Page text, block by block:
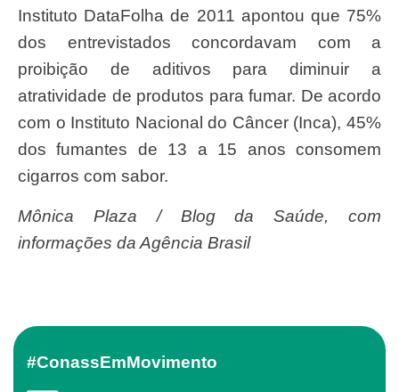
Instituto DataFolha de 2011 apontou que 75%
dos entrevistados concordavam com a
proibição de aditivos para diminuir a
atratividade de produtos para fumar. De acordo
com o Instituto Nacional do Câncer (Inca), 45%
dos fumantes de 13 a 15 anos consomem
cigarros com sabor.
Mônica Plaza / Blog da Saúde, com
informações da Agência Brasil
#ConassEmMovimento